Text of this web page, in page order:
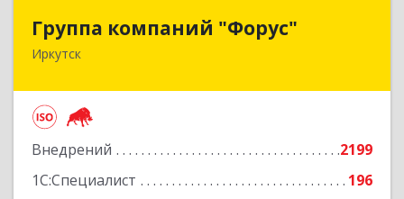
Группа компаний "Форус"
Иркутск
Внедрений
2199
1С:Специалист
196
Группа компаний "Форус"
664007, Иркутская обл, Иркутск г, Ямская ул,